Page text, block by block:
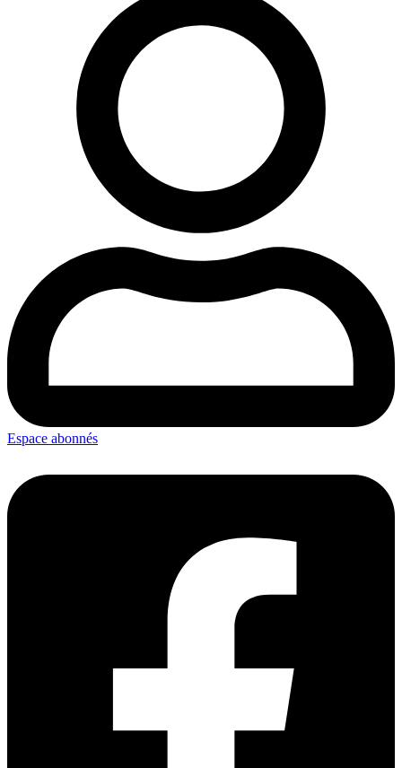
Espace abonnés